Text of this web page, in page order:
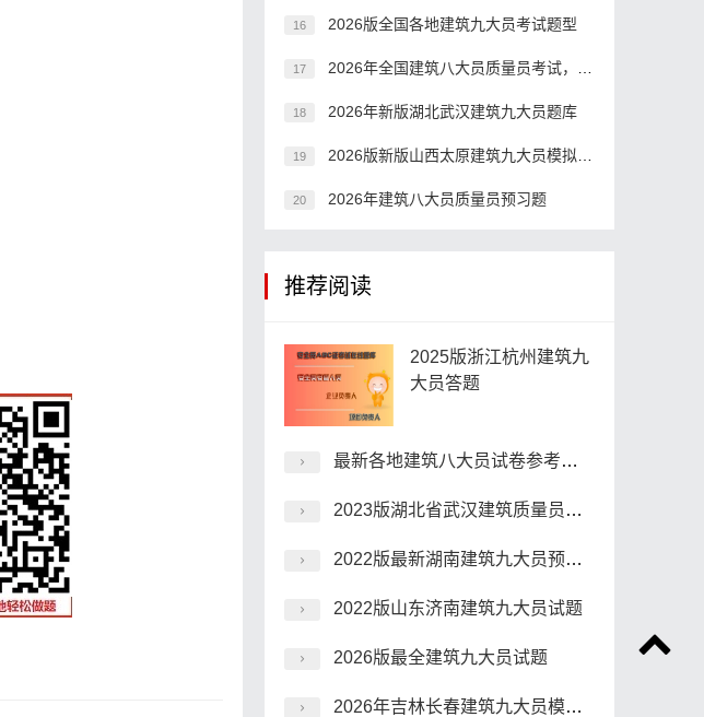
16 2026版全国各地建筑九大员考试题型
17 2026年全国建筑八大员质量员考试，在哪里刷题
18 2026年新版湖北武汉建筑九大员题库
19 2026版新版山西太原建筑九大员模拟习题
20 2026年建筑八大员质量员预习题
推荐阅读
2025版浙江杭州建筑九
大员答题
最新各地建筑八大员试卷参考资料
2023版湖北省武汉建筑质量员考题
2022版最新湖南建筑九大员预习题
2022版山东济南建筑九大员试题
2026版最全建筑九大员试题
2026年吉林长春建筑九大员模拟题库